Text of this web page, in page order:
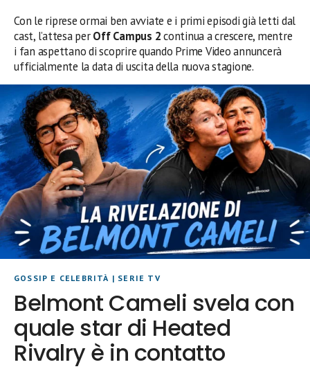
Con le riprese ormai ben avviate e i primi episodi già letti dal
cast, l’attesa perOff Campus 2continua a crescere, mentre
i fan aspettano di scoprire quando Prime Video annuncerà
ufficialmente la data di uscita della nuova stagione.
GOSSIP E CELEBRITÀ | SERIE TV
Belmont Cameli svela con
quale star di Heated
Rivalry è in contatto